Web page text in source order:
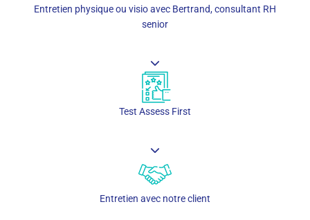
Entretien physique ou visio avec Bertrand, consultant RH
senior
Test Assess First
Entretien avec notre client